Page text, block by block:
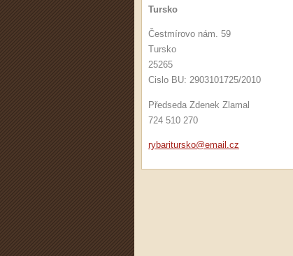
Tursko
Čestmírovo nám. 59
Tursko
25265
Cislo BU: 2903101725/2010
Předseda Zdenek Zlamal
724 510 270
rybaritursko@email.cz